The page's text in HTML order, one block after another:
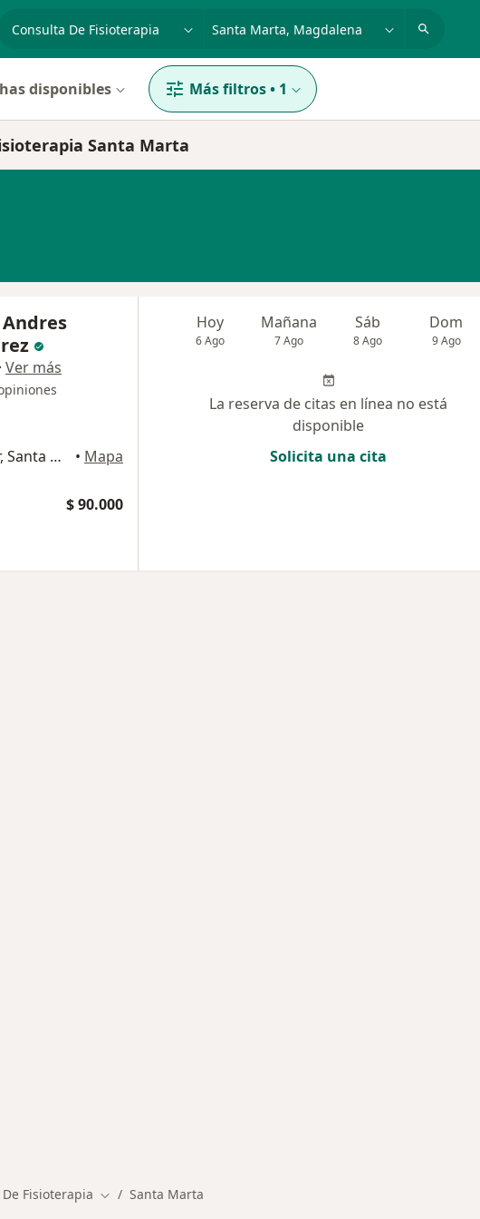
disponibles Más filtros• 1
Santa Marta
· Ver más
Calle 24 #20-11 barrio porvenir, Santa Marta • Mapa
$ 90.000
Hoy
6 Ago
Mañana
7 Ago
Sáb
8 Ago
Dom
9 Ago
La reserva de citas en línea no está
disponible
Solicita una cita
Fisioterapia Cambiar de ciudad
Santa Marta